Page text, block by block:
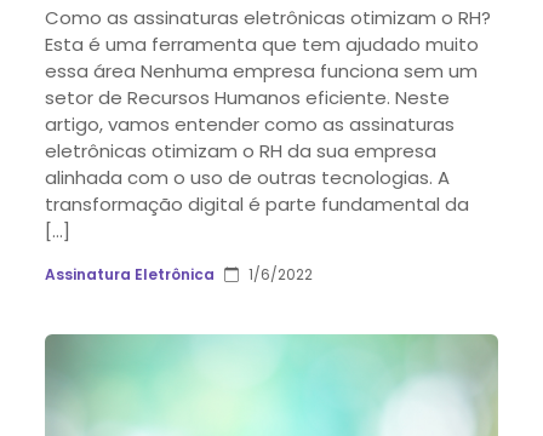
Como as assinaturas eletrônicas otimizam o RH?
Esta é uma ferramenta que tem ajudado muito
essa área Nenhuma empresa funciona sem um
setor de Recursos Humanos eficiente. Neste
artigo, vamos entender como as assinaturas
eletrônicas otimizam o RH da sua empresa
alinhada com o uso de outras tecnologias. A
transformação digital é parte fundamental da
[…]
Assinatura Eletrônica 1/6/2022